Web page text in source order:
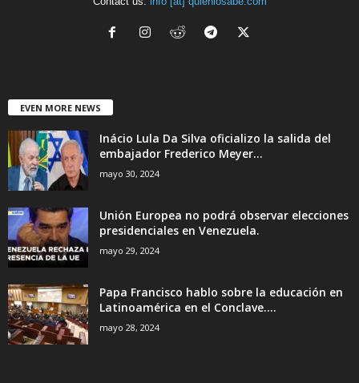
EVEN MORE NEWS
Inácio Lula Da Silva oficializo la salida del
embajador Frederico Meyer...
mayo 30, 2024
Unión Europea no podrá observar elecciones
presidenciales en Venezuela.
mayo 29, 2024
Papa Francisco hablo sobre la educación en
Latinoamérica en el Conclave....
mayo 28, 2024